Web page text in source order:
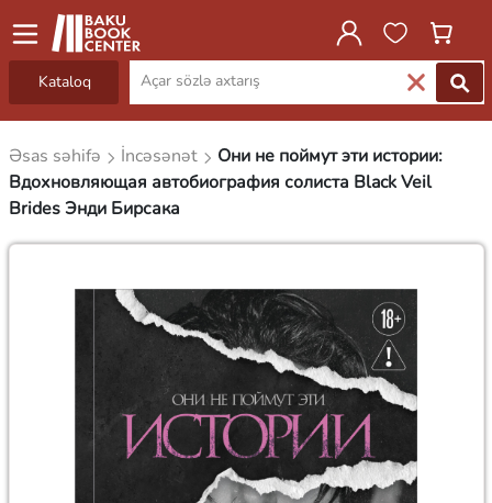
Kataloq
Əsas səhifə İncəsənət
Они не поймут эти истории:
Вдохновляющая автобиография солиста Black Veil
Brides Энди Бирсака